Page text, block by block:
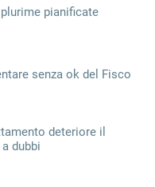
pianificate
senza ok del Fisco
deteriore il
dubbi